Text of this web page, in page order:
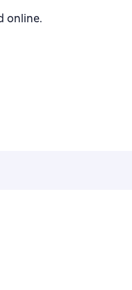
online.